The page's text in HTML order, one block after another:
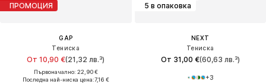
ПРОМОЦИЯ
GAP
Тениска
От 10,90 €(21,32 лв.³)
Първоначално: 22,90 €
Последна най-ниска цена:7,16 €
5 в опаковка
NEXT
Тениска
От 31,00 €(60,63 лв.³)
+3